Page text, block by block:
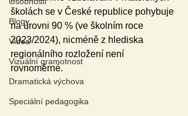
Blogy
Videa
Vizuální gramotnost
Dramatická výchova
Speciální pedagogika
školách se v České republice pohybuje
na úrovni 90 % (ve školním roce
2023/2024), nicméně z hlediska
regionálního rozložení není
rovnoměrné.